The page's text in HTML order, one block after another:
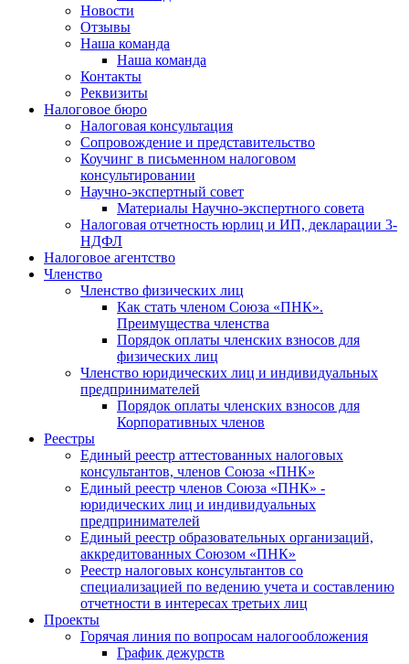
Новости
Отзывы
Наша команда
Наша команда
Контакты
Реквизиты
Налоговое бюро
Налоговая консультация
Cопровождение и представительство
Коучинг в письменном налоговом
консультировании
Научно-экспертный совет
Материалы Научно-экспертного совета
Налоговая отчетность юрлиц и ИП, декларации 3-
НДФЛ
Налоговое агентство
Членство
Членство физических лиц
Как стать членом Союза «ПНК».
Преимущества членства
Порядок оплаты членских взносов для
физических лиц
Членство юридических лиц и индивидуальных
предпринимателей
Порядок оплаты членских взносов для
Корпоративных членов
Реестры
Единый реестр аттестованных налоговых
консультантов, членов Союза «ПНК»
Единый реестр членов Союза «ПНК» -
юридических лиц и индивидуальных
предпринимателей
Единый реестр образовательных организаций,
аккредитованных Союзом «ПНК»
Реестр налоговых консультантов со
специализацией по ведению учета и составлению
отчетности в интересах третьих лиц
Проекты
Горячая линия по вопросам налогообложения
График дежурств